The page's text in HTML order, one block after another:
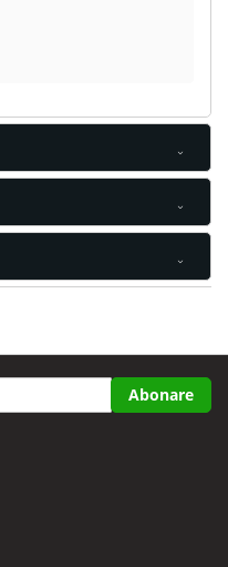
Abonare